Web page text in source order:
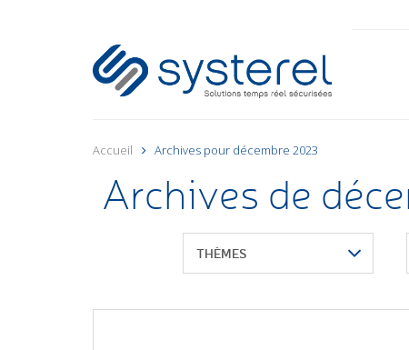
Accueil Archives pour décembre 2023
Archives de
THÈMES